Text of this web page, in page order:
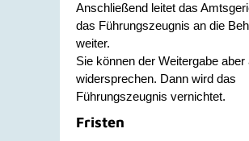
Anschließend leitet das
das Führungszeugnis an die
weiter.
Sie können der Weitergabe aber
widersprechen. Dann wird das
Führungszeugnis vernichtet.
Fristen